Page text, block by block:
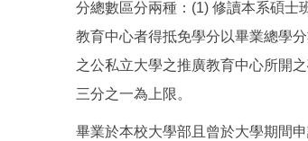
分總數區分兩種：(1) 修讀本系碩士
教育中心者得抵免學分以畢業總學
之公私立大學之推廣教育中心所開
三分之一為上限。
畢業於本校大學部且曾於大學期間